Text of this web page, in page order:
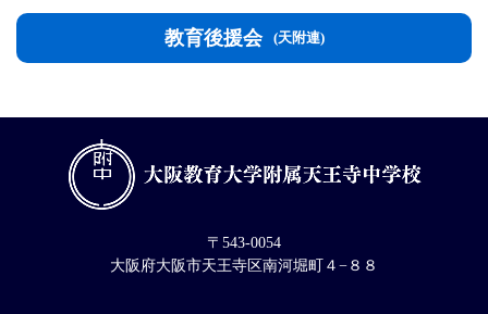
教育後援会 (天附連)
〒543-0054
大阪府大阪市天王寺区南河堀町４−８８